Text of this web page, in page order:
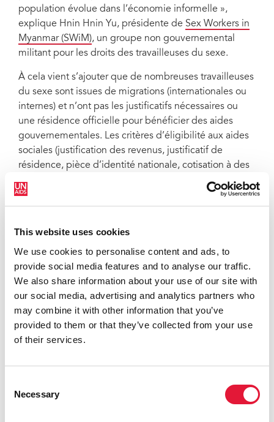
This website uses cookies
We use cookies to personalise content and ads, to
provide social media features and to analyse our traffic.
We also share information about your use of our site with
our social media, advertising and analytics partners who
may combine it with other information that you’ve
provided to them or that they’ve collected from your use
of their services.
Selection
Necessary
population évolue dans l’économie informelle »,
explique Hnin Hnin Yu, présidente de Sex Workers in
Myanmar (SWiM), un groupe non gouvernemental
militant pour les droits des travailleuses du sexe.
À cela vient s’ajouter que de nombreuses travailleuses
du sexe sont issues de migrations (internationales ou
internes) et n’ont pas les justificatifs nécessaires ou
une résidence officielle pour bénéficier des aides
gouvernementales. Les critères d’éligibilité aux aides
sociales (justification des revenus, justificatif de
résidence, pièce d’identité nationale, cotisation à des
programmes de protection sociale en place et
déclaration d’impôts) sont autant de raisons pour
exclure les travailleuses du sexe de l’aide
organisée par l’ONUSIDA et SWiM a révélé qu’aucune
d’entre elles n’a reçu d’aide sociale, mis à part des
fonds limités fournis par des organisations
humanitaires.
« Lorsque l’aide spéciale COVID-19 du Fonds mondial
de lutte contre le sida, la tuberculose et le paludisme a
vivant avec le VIH ont pris en compte une aide
du sexe les plus vulnérables », indique M. Myo,